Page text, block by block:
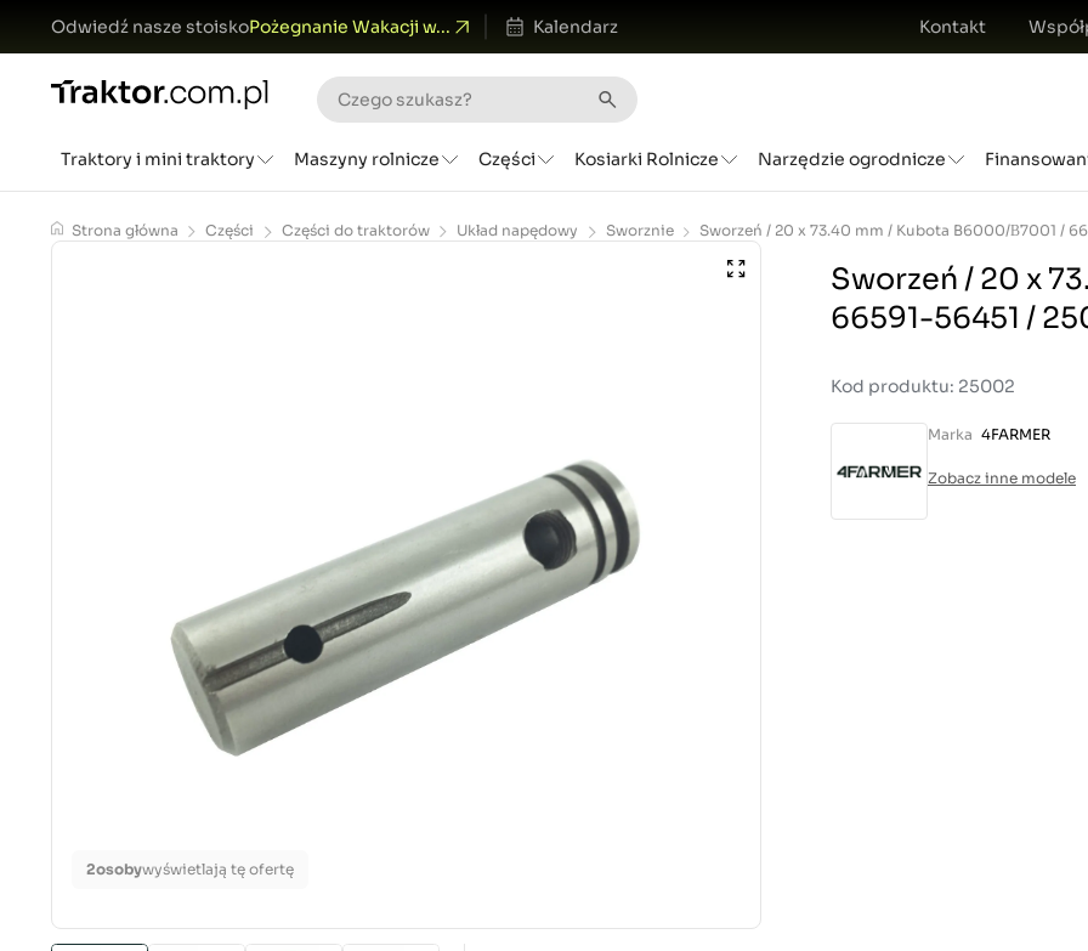
Odwiedź nasze stoiskoPożegnanie Wakacji w... Kalendarz Kontakt
Traktory i mini traktory Maszyny rolnicze Części Kosiarki Rolnicze Narzędzie ogrodnicze
Strona główna Części Części do traktorów Układ napędowy Sworznie
2osobywyświetlają tę ofertę
Sworzeń / 20 x
66591-56451 /
Kod produktu: 25002
Marka 4FARMER
Zobacz inne modele